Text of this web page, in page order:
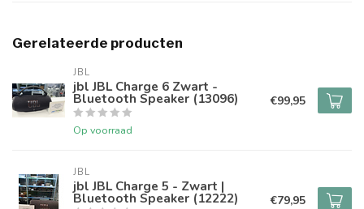
Gerelateerde producten
JBL
jbl JBL Charge 6 Zwart -
Bluetooth Speaker (13096)
Op voorraad
€99,95
JBL
jbl JBL Charge 5 - Zwart |
Bluetooth Speaker (12222) €79,95